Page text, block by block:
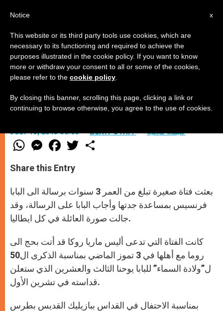
فتاة صغيرة تبعث برسالة الى البابا
وتتلقى إجابة منه
JULY 16, 2013 00:00 ZENIT STAFF كنيسة محليّة
W
h
t
s
p
M
e
s
e
g
e
r
F
a
e
b
k
w
Share this Entry
بعثت فتاة صغيرة تبلغ من العمر 3 سنوات برسالة الى البابا
فرنسيس بمساعدة جدتها وأجاب البابا على الرسالة، وقد
جالت صورة العائلة في كل ايطاليا.
كانت الفتاة التي تدعى أليس ماريا روكا قد أتت بحج الى
روما مع أهلها في 3 تموز الماضي بمناسبة الذكرى ال50
ل”ولادة السماء” للبابا يوحنا الثالث والعشرين الذي ستعلن
قداسته في تشرين الأول.
بمناسبة الاحتفال في القداس ببازيليك القديس بطرس
x
Notice
This website or its third party tools use cookies, which are
necessary to its functioning and required to achieve the
purposes illustrated in the cookie policy. If you want to know
more or withdraw your consent to all or some of the cookies,
please refer to the cookie policy
By closing this banner, scrolling this page, clicking a link or
continuing to browse otherwise, you agree to the use of cookies.